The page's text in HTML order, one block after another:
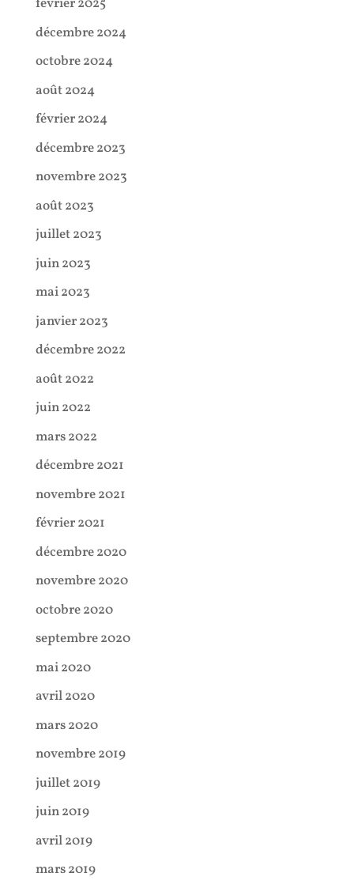
février 2025
décembre 2024
octobre 2024
août 2024
février 2024
décembre 2023
novembre 2023
août 2023
juillet 2023
juin 2023
mai 2023
janvier 2023
décembre 2022
août 2022
juin 2022
mars 2022
décembre 2021
novembre 2021
février 2021
décembre 2020
novembre 2020
octobre 2020
septembre 2020
mai 2020
avril 2020
mars 2020
novembre 2019
juillet 2019
juin 2019
avril 2019
mars 2019